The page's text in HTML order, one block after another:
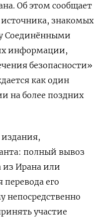
Об этом сообщает
знакомых
Соединёнными
информации,
безопасности»
как один
на более поздних
полный вывоз
из Ирана или
перевода его
непосредственно
участие